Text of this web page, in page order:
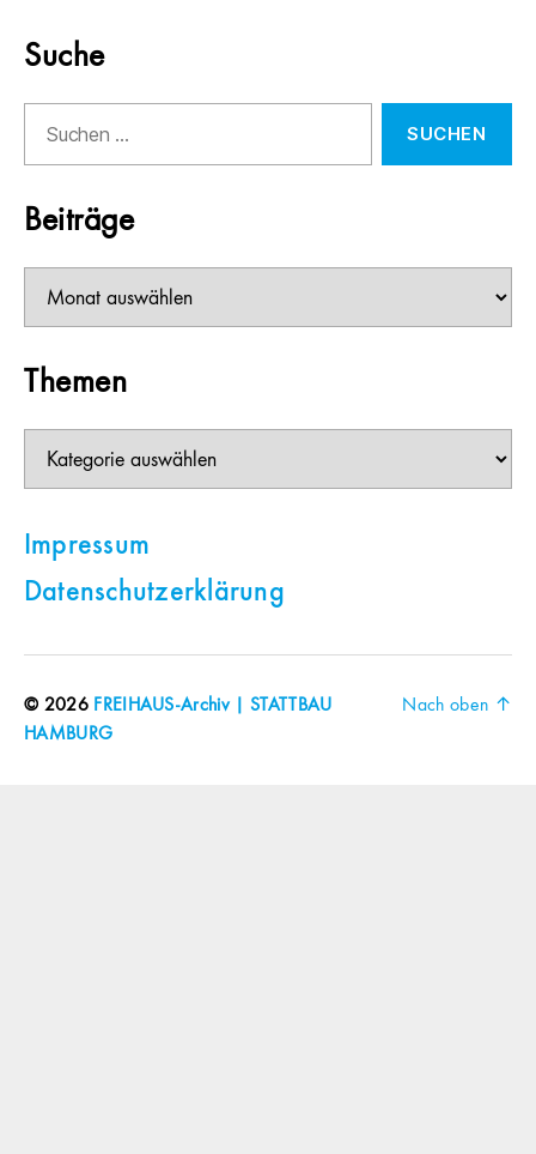
Suche
nach:
Beiträge
Themen
Impressum
Datenschutzerklärung
© 2026 FREIHAUS-Archiv | STATTBAU
HAMBURG
Nach oben ↑